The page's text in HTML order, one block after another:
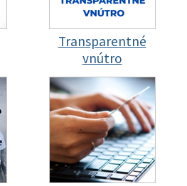
Transparentné
vnútro